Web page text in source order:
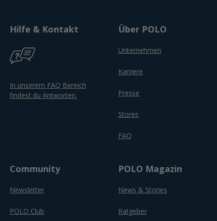
Hilfe & Kontakt
In unserem FAQ Bereich
findest du Antworten.
Über POLO
Unternehmen
Karriere
Presse
Stores
FAQ
Community
Newsletter
POLO Club
POLO Magazin
News & Stories
Ratgeber